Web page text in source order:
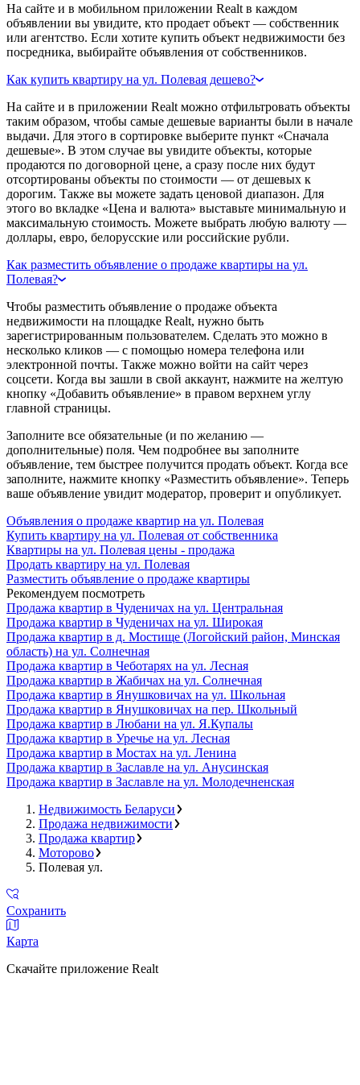
На сайте и в мобильном приложении Realt в каждом
объявлении вы увидите, кто продает объект — собственник
или агентство. Если хотите купить объект недвижимости без
посредника, выбирайте объявления от собственников.
Как купить квартиру на ул. Полевая дешево?
На сайте и в приложении Realt можно отфильтровать объекты
таким образом, чтобы самые дешевые варианты были в начале
выдачи. Для этого в сортировке выберите пункт «Сначала
дешевые». В этом случае вы увидите объекты, которые
продаются по договорной цене, а сразу после них будут
отсортированы объекты по стоимости — от дешевых к
дорогим. Также вы можете задать ценовой диапазон. Для
этого во вкладке «Цена и валюта» выставьте минимальную и
максимальную стоимость. Можете выбрать любую валюту —
доллары, евро, белорусские или российские рубли.
Как разместить объявление о продаже квартиры на ул.
Полевая?
Чтобы разместить объявление о продаже объекта
недвижимости на площадке Realt, нужно быть
зарегистрированным пользователем. Сделать это можно в
несколько кликов — с помощью номера телефона или
электронной почты. Также можно войти на сайт через
соцсети. Когда вы зашли в свой аккаунт, нажмите на желтую
кнопку «Добавить объявление» в правом верхнем углу
главной страницы.
Заполните все обязательные (и по желанию —
дополнительные) поля. Чем подробнее вы заполните
объявление, тем быстрее получится продать объект. Когда все
заполните, нажмите кнопку «Разместить объявление». Теперь
ваше объявление увидит модератор, проверит и опубликует.
Объявления о продаже квартир на ул. Полевая
Купить квартиру на ул. Полевая от собственника
Квартиры на ул. Полевая цены - продажа
Продать квартиру на ул. Полевая
Разместить объявление о продаже квартиры
Рекомендуем посмотреть
Продажа квартир в Чуденичах на ул. Центральная
Продажа квартир в Чуденичах на ул. Широкая
Продажа квартир в д. Мостище (Логойский район, Минская
область) на ул. Солнечная
Продажа квартир в Чеботарях на ул. Лесная
Продажа квартир в Жабичах на ул. Солнечная
Продажа квартир в Янушковичах на ул. Школьная
Продажа квартир в Янушковичах на пер. Школьный
Продажа квартир в Любани на ул. Я.Купалы
Продажа квартир в Уречье на ул. Лесная
Продажа квартир в Мостах на ул. Ленина
Продажа квартир в Заславле на ул. Анусинская
Продажа квартир в Заславле на ул. Молодечненская
Недвижимость Беларуси
Продажа недвижимости
Продажа квартир
Моторово
Полевая ул.
Сохранить
Карта
Скачайте приложение Realt